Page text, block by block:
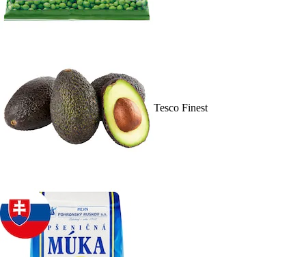
Tesco Finest